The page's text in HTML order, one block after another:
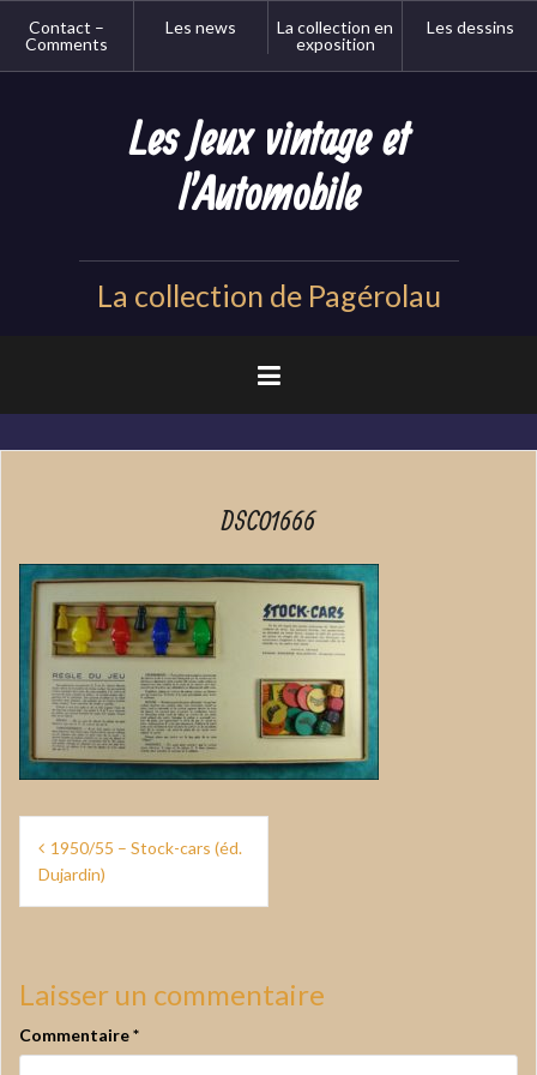
Contact –
Comments
Les news
La collection en
exposition
Les dessins
Les Jeux vintage et
l'Automobile
La collection de Pagérolau
DSC01666
Navigation
de
l’article
1950/55 – Stock-cars (éd.
Dujardin)
Laisser un commentaire
Commentaire*